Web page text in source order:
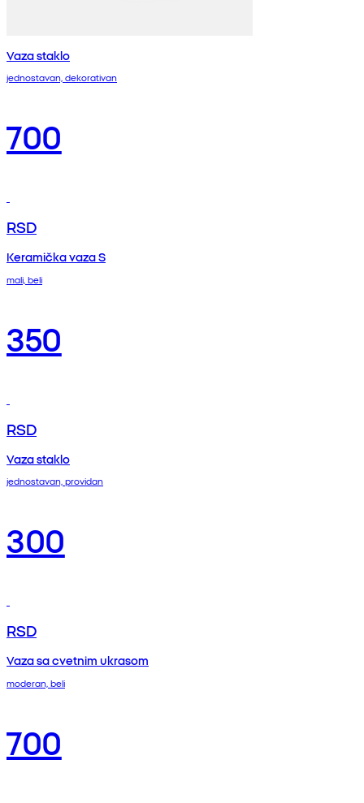
Vaza staklo
jednostavan, dekorativan
700
RSD
Keramička vaza S
mali, beli
350
RSD
Vaza staklo
jednostavan, providan
300
RSD
Vaza sa cvetnim ukrasom
moderan, beli
700